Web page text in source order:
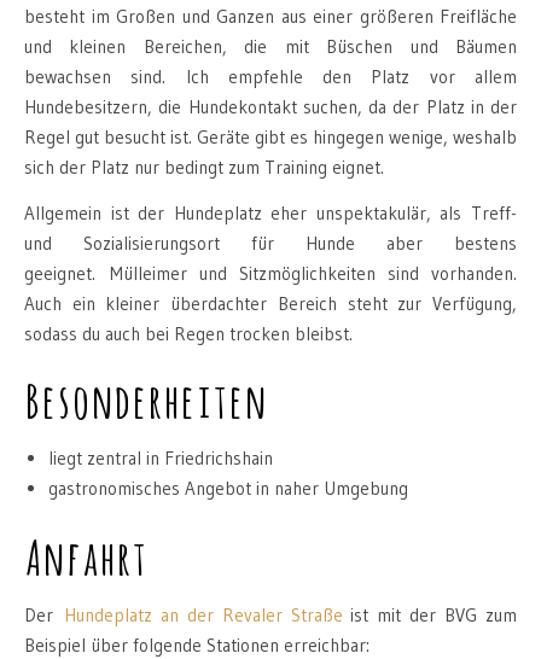
besteht im Großen und Ganzen aus einer größeren Freifläche
und kleinen Bereichen, die mit Büschen und Bäumen
bewachsen sind. Ich empfehle den Platz vor allem
Hundebesitzern, die Hundekontakt suchen, da der Platz in der
Regel gut besucht ist. Geräte gibt es hingegen wenige, weshalb
sich der Platz nur bedingt zum Training eignet.
Allgemein ist der Hundeplatz eher unspektakulär, als Treff-
und Sozialisierungsort für Hunde aber bestens
geeignet. Mülleimer und Sitzmöglichkeiten sind vorhanden.
Auch ein kleiner überdachter Bereich steht zur Verfügung,
sodass du auch bei Regen trocken bleibst.
Besonderheiten
liegt zentral in Friedrichshain
gastronomisches Angebot in naher Umgebung
Anfahrt
Der Hundeplatz an der Revaler Straße ist mit der BVG zum
Beispiel über folgende Stationen erreichbar: